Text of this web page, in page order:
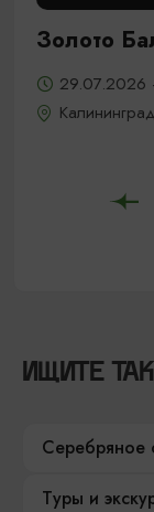
Золото
29.07.2026
ИЩИТЕ
Серебряное
Туры и